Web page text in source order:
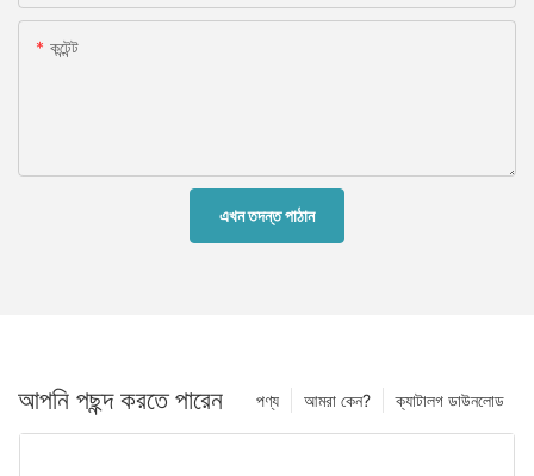
কন্টেন্ট
এখন তদন্ত পাঠান
আপনি পছন্দ করতে পারেন ক্যাটালগ ডাউনলোড
আমরা কেন?
পণ্য